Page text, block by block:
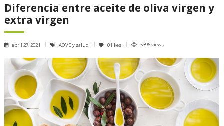
Diferencia entre aceite de oliva virgen y
extra virgen
abril 27, 2021 AOVE y salud 0 likes 5396 views